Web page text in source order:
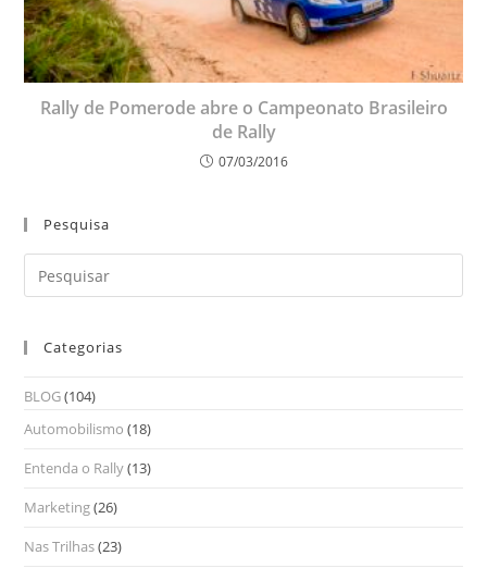
Rally de Pomerode abre o Campeonato Brasileiro
de Rally
07/03/2016
Pesquisa
Categorias
BLOG(104)
Automobilismo (18)
Entenda o Rally(13)
Marketing(26)
Nas Trilhas(23)